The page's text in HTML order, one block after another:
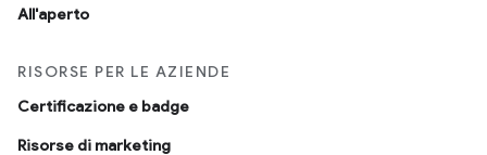
All'aperto
RISORSE PER LE AZIENDE
Certificazione e badge
Risorse di marketing